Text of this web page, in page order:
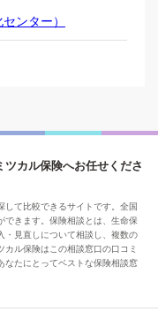
ンター）
カル保険へお任せくださ
して比較できるサイトです。全国
できます。保険相談とは、生命保
・見直しについて相談し、複数の
ル保険はこの相談窓口の口コミ
なたにとってベストな保険相談窓